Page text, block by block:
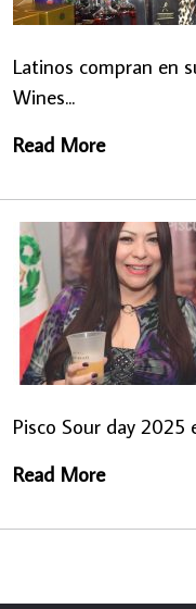
Latinos compran en
Wines...
Read More
Pisco Sour day 2025
Read More